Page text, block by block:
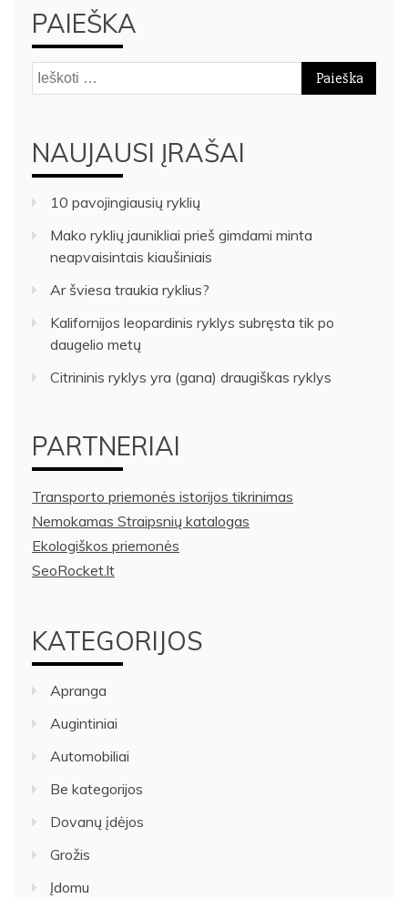
PAIEŠKA
Ieškoti:
NAUJAUSI ĮRAŠAI
10 pavojingiausių ryklių
Mako ryklių jaunikliai prieš gimdami minta
neapvaisintais kiaušiniais
Ar šviesa traukia ryklius?
Kalifornijos leopardinis ryklys subręsta tik po
daugelio metų
Citrininis ryklys yra (gana) draugiškas ryklys
PARTNERIAI
Transporto priemonės istorijos tikrinimas
Nemokamas Straipsnių katalogas
Ekologiškos priemonės
SeoRocket.lt
KATEGORIJOS
Apranga
Augintiniai
Automobiliai
Be kategorijos
Dovanų įdėjos
Grožis
Įdomu